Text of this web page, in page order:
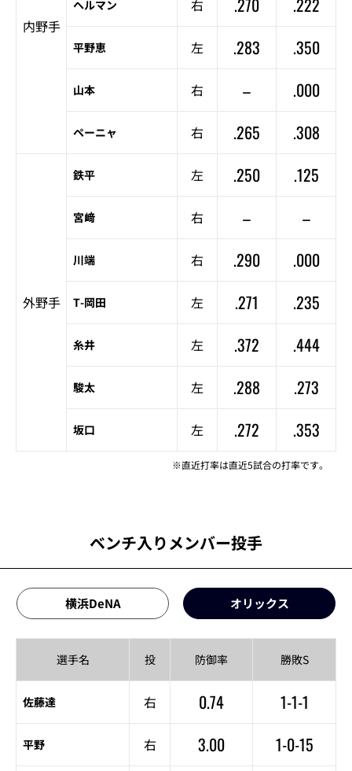
内野手
ヘルマン 右
平野恵 左 .283 .350
山本 右 – .000
ペーニャ 右 .265 .308
外野手
鉄平 左 .250 .125
宮﨑 右 – –
川端 右 .290 .000
T-岡田 左 .271 .235
糸井 左 .372 .444
駿太 左 .288 .273
坂口 左 .272 .353
※直近打率は直近5試合の打率です。
ベンチ入りメンバー投手
横浜DeNA オリックス
選手名 投 防御率 勝敗S
佐藤達 右 0.74 1-1-1
平野 右 3.00 1-0-15